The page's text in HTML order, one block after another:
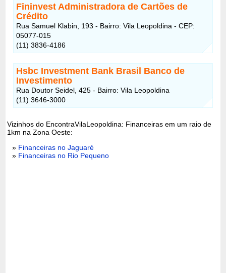
Fininvest Administradora de Cartões de
Crédito
Rua Samuel Klabin, 193 - Bairro: Vila Leopoldina - CEP:
05077-015
(11) 3836-4186
Hsbc Investment Bank Brasil Banco de
Investimento
Rua Doutor Seidel, 425 - Bairro: Vila Leopoldina
(11) 3646-3000
Vizinhos do EncontraVilaLeopoldina: Financeiras em um raio de
1km na Zona Oeste:
» Financeiras no Jaguaré
» Financeiras no Rio Pequeno